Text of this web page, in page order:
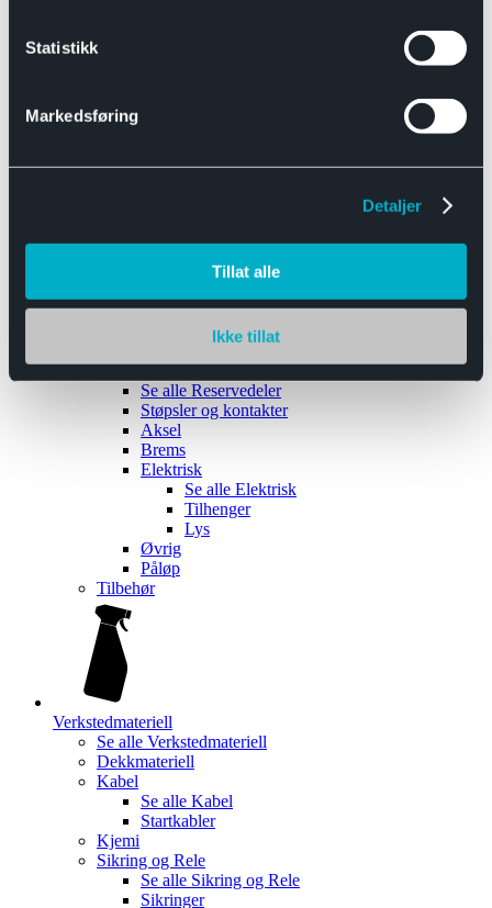
Statistikk
Markedsføring
Detaljer
Tillat alle
Ikke tillat
Båthengere
Reservedeler
Se alle Reservedeler
Støpsler og kontakter
Aksel
Brems
Elektrisk
Se alle Elektrisk
Tilhenger
Lys
Øvrig
Påløp
Tilbehør
Verkstedmateriell
Se alle Verkstedmateriell
Dekkmateriell
Kabel
Se alle Kabel
Startkabler
Kjemi
Sikring og Rele
Se alle Sikring og Rele
Sikringer